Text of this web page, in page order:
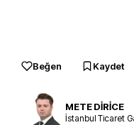
Beğen Kaydet
METE DİRİCE
İstanbul Ticaret